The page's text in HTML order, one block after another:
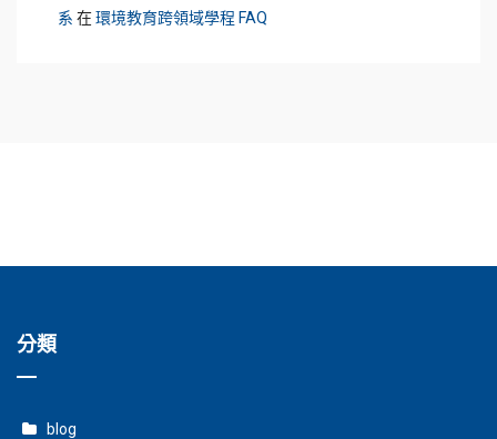
系 在環境教育跨領域學程 FAQ
分類
blog